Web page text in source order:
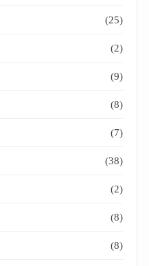
(25)
(2)
(9)
(8)
(7)
(38)
(2)
(8)
(8)